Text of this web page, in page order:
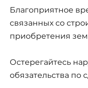
Благоприятное
связанных со
приобретения
Остерегайтесь
обязательства по